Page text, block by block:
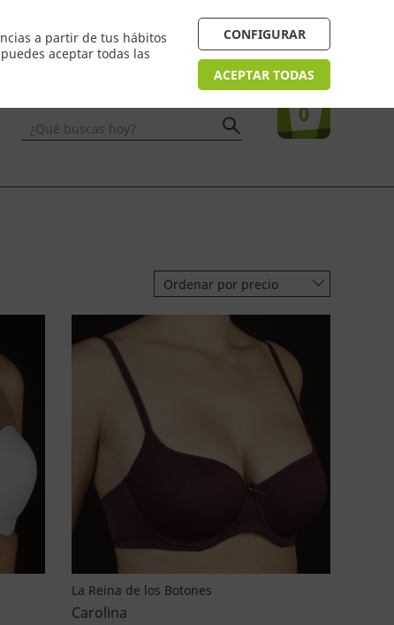
a partir de tus hábitos
aceptar todas las
CONFIGURAR
ACEPTAR TODAS
¿Necesitas ayuda? FAQ
Tu compra
0
¿Qué buscas hoy?
Ordenar por precio
La Reina de los Botones
Carolina